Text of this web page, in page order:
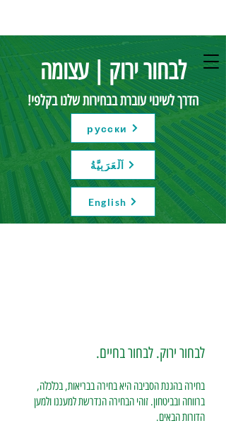
לבחור ירוק. לבחור בחיים.
בחירה בהגנת הסביבה היא בחירה בבריאות, בכלכלה,
ברווחה ובביטחון. זוהי הבחירה הנדרשת למעננו ולמען
הדורות הבאים.
לבחור ירוק | עצומה
הדרך לשינוי עוברת בבחירות שלנו בקלפי!
English
اَلْعَرَبِيَّةُ
русски